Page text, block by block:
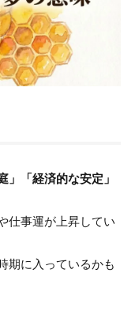
」「経済的な安定」
仕事運が上昇してい
期に入っているかも